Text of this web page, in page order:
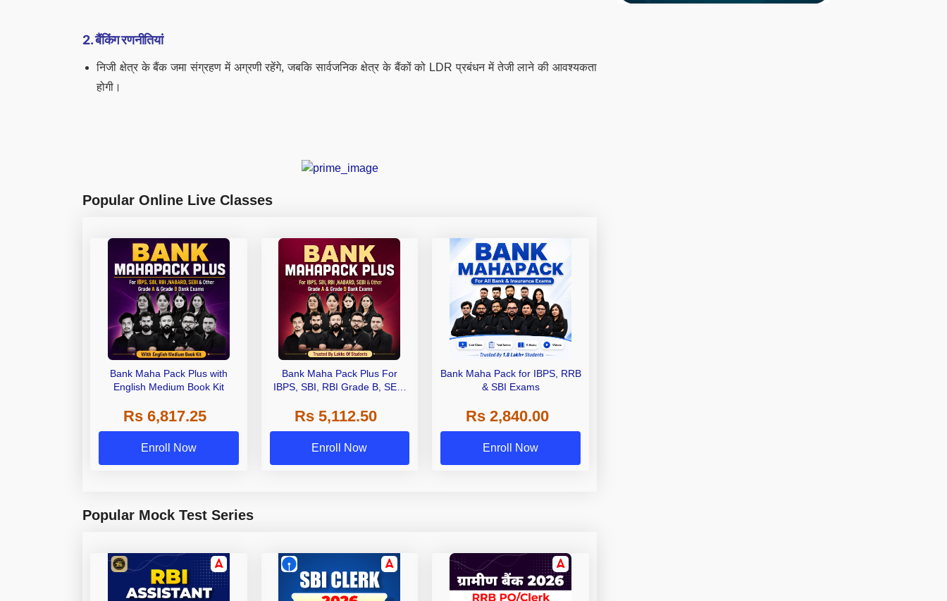
2. बैंकिंग रणनीतियां
निजी क्षेत्र के बैंक जमा संग्रहण में अग्रणी रहेंगे, जबकि सार्वजनिक क्षेत्र के बैंकों को LDR प्रबंधन में तेजी लाने की आवश्यकता
होगी।
Popular Online Live Classes
Bank Maha Pack Plus with
English Medium Book Kit
Rs 6,817.25
Enroll Now
Bank Maha Pack Plus For
IBPS, SBI, RBI Grade B, SEBI
Other Grade A & Grade B Bank
Exams
Rs 5,112.50
Enroll Now
Bank Maha Pack for IBPS, RRB
& SBI Exams
Rs 2,840.00
Enroll Now
Popular Mock Test Series